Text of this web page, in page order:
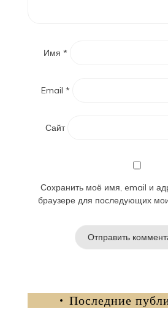
Имя *
Email *
Сайт
Сохранить моё имя, email и
браузере для последующих
Последние